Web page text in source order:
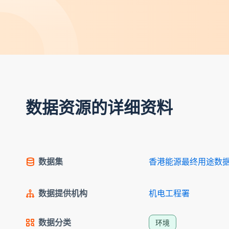
数据资源的详细资料
数据集 香港能源最终用途数
数据提供机构 机电工程署
数据分类 环境